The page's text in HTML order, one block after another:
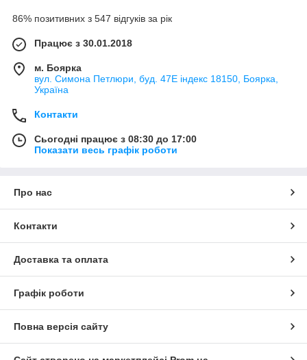
86% позитивних з 547 відгуків за рік
Працює з 30.01.2018
м. Боярка
вул. Симона Петлюри, буд. 47Е індекс 18150, Боярка,
Україна
Контакти
Сьогодні працює з 08:30 до 17:00
Показати весь графік роботи
Про нас
Контакти
Доставка та оплата
Графік роботи
Повна версія сайту